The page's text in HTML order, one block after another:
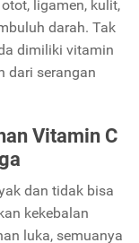
ligamen, kulit,
darah. Tak
dimiliki vitamin
dari serangan
Vitamin C
dan tidak bisa
kekebalan
luka, semuanya